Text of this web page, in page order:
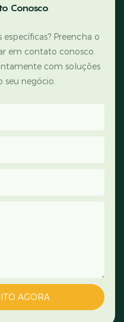
Conosco
Preencha o
em contato conosco.
com soluções
negócio.
AGORA